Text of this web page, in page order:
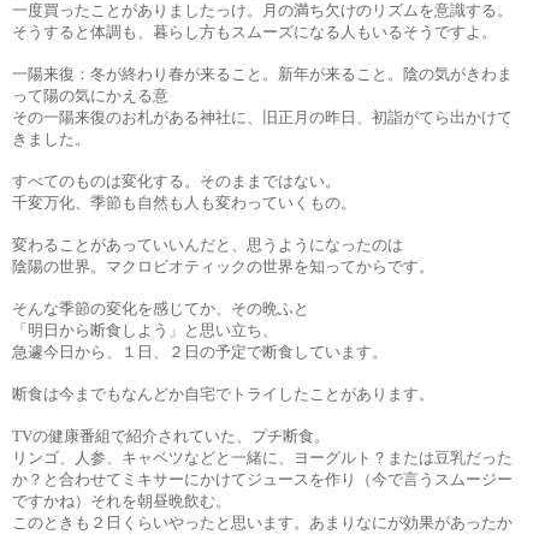
一度買ったことがありましたっけ。月の満ち欠けのリズムを意識する。
そうすると体調も、暮らし方もスムーズになる人もいるそうですよ。
一陽来復：冬が終わり春が来ること。新年が来ること。陰の気がきわま
って陽の気にかえる意
その一陽来復のお札がある神社に、旧正月の昨日、初詣がてら出かけて
きました。
すべてのものは変化する。そのままではない。
千変万化、季節も自然も人も変わっていくもの。
変わることがあっていいんだと、思うようになったのは
陰陽の世界。マクロビオティックの世界を知ってからです。
そんな季節の変化を感じてか、その晩ふと
「明日から断食しよう」と思い立ち、
急遽今日から、１日、２日の予定で断食しています。
断食は今までもなんどか自宅でトライしたことがあります。
TVの健康番組で紹介されていた、プチ断食。
リンゴ、人参、キャベツなどと一緒に、ヨーグルト？または豆乳だった
か？と合わせてミキサーにかけてジュースを作り（今で言うスムージー
ですかね）それを朝昼晩飲む。
このときも２日くらいやったと思います。あまりなにが効果があったか